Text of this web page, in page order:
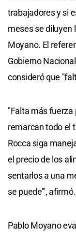
trabajadores y si
meses se diluyen
Moyano. El
Gobierno
consideró que
"Falta más fuerza
remarcan todo el
Rocca siga
el precio de los
sentarlos a una
se puede’", afirmó.
Pablo Moyano